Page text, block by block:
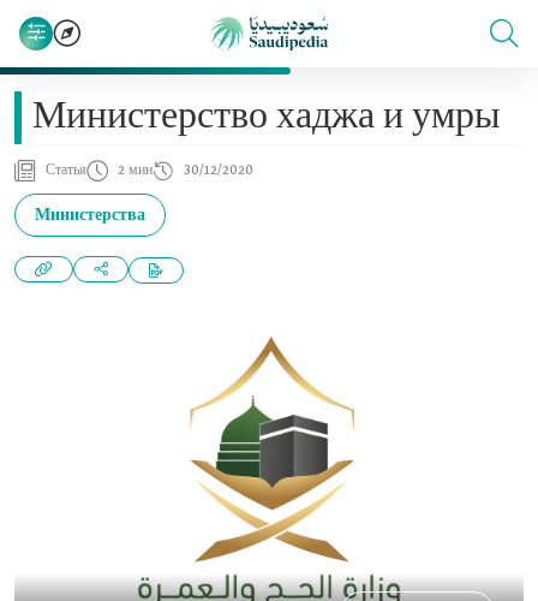
Министерство хаджа и умры
Статья 2 мин 30/12/2020
Министерства